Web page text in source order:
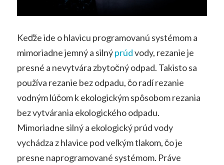
Keďže ide o hlavicu programovanú systémom a
mimoriadne jemný a silnýprúdvody, rezanie je
presné a nevytvára zbytočný odpad. Takisto sa
používa rezanie bez odpadu, čo radí rezanie
vodným lúčom k ekologickým spôsobom rezania
bez vytvárania ekologického odpadu.
Mimoriadne silný a ekologický prúd vody
vychádza z hlavice pod veľkým tlakom, čo je
presne naprogramované systémom. Práve